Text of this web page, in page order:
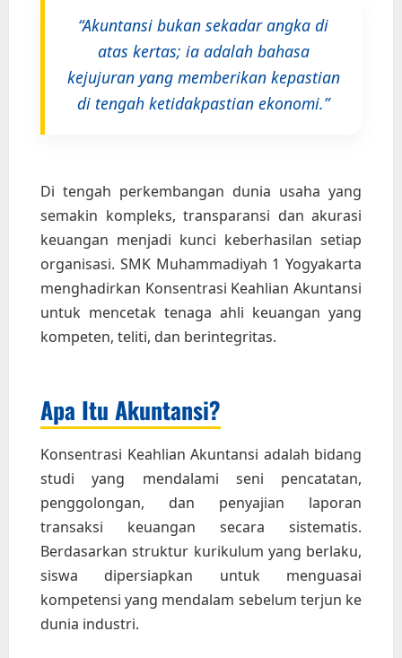
“Akuntansi bukan sekadar angka di
atas kertas; ia adalah bahasa
kejujuran yang memberikan kepastian
di tengah ketidakpastian ekonomi.”
Di tengah perkembangan dunia usaha yang
semakin kompleks, transparansi dan akurasi
keuangan menjadi kunci keberhasilan setiap
organisasi. SMK Muhammadiyah 1 Yogyakarta
menghadirkan Konsentrasi Keahlian Akuntansi
untuk mencetak tenaga ahli keuangan yang
kompeten, teliti, dan berintegritas.
Apa Itu Akuntansi?
Konsentrasi Keahlian Akuntansi adalah bidang
studi yang mendalami seni pencatatan,
penggolongan, dan penyajian laporan
transaksi keuangan secara sistematis.
Berdasarkan struktur kurikulum yang berlaku,
siswa dipersiapkan untuk menguasai
kompetensi yang mendalam sebelum terjun ke
dunia industri.